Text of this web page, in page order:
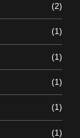
(2)
(1)
(1)
(1)
(1)
(1)